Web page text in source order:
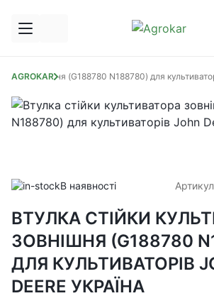
AGROKAR
зовнішня (G188780 N188780) для
В наявності
ВТУЛКА СТІЙКИ
ЗОВНІШНЯ (G188780
ДЛЯ КУЛЬТИВАТОРІВ
DEERE УКРАЇНА